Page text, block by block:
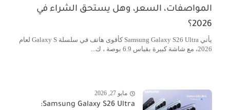
المواصفات، السعر، وهل يستحق الشراء في
2026؟
يأتي Samsung Galaxy S26 Ultra كأقوى هاتف في سلسلة Galaxy S لعام
2026، مع شاشة كبيرة بقياس 6.9 بوصة ، ك...
مايو 27, 2026
Samsung Galaxy S26 Ultra: